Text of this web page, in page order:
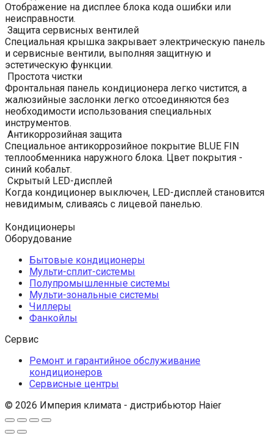
Отображение на дисплее блока кода ошибки или
неисправности.
Защита сервисных вентилей
Специальная крышка закрывает электрическую панель
и сервисные вентили, выполняя защитную и
эстетическую функции.
Простота чистки
Фронтальная панель кондиционера легко чистится, а
жалюзийные заслонки легко отсоединяются без
необходимости использования специальных
инструментов.
Антикоррозийная защита
Специальное антикоррозийное покрытие BLUE FIN
теплообменника наружного блока. Цвет покрытия -
синий кобальт.
Скрытый LED-дисплей
Когда кондиционер выключен, LED-дисплей становится
невидимым, сливаясь с лицевой панелью.
Кондиционеры
Оборудование
Бытовые кондиционеры
Мульти-сплит-системы
Полупромышленные системы
Мульти-зональные системы
Чиллеры
Фанкойлы
Сервис
Ремонт и гарантийное обслуживание
кондиционеров
Сервисные центры
© 2026 Империя климата - дистрибьютор Haier